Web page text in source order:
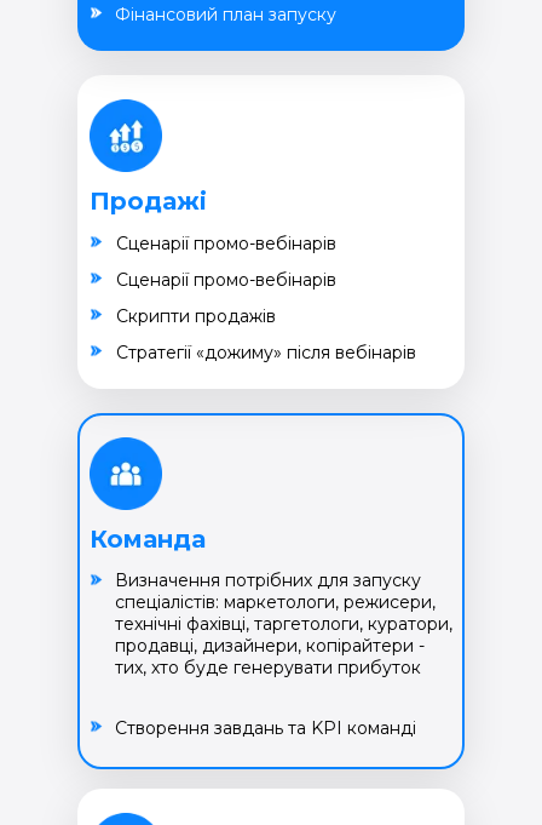
Команда
Визначення потрібних для запуску
спеціалістів: маркетологи, режисери,
технічні фахівці, таргетологи, куратори,
продавці, дизайнери, копірайтери -
тих, хто буде генерувати прибуток
Створення завдань та KPI команді
Фінансовий план запуску
Продажі
Cценарії промо-вебінарів
Cкрипти продажів
Cценарії промо-вебінарів
Cтратегії «дожиму» після вебінарів